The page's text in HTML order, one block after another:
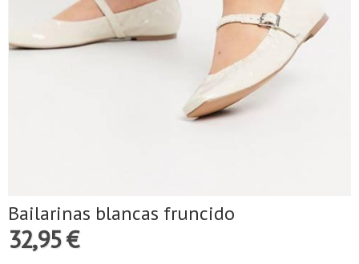
Bailarinas blancas fruncido
32,95 €